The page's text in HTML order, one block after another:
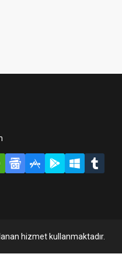
hizmet kullanmaktadır.